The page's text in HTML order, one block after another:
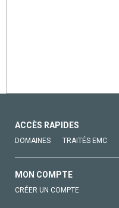
ACCÈS RAPIDES
DOMAINES TRAITÉS EMC
MON COMPTE
CRÉER UN COMPTE